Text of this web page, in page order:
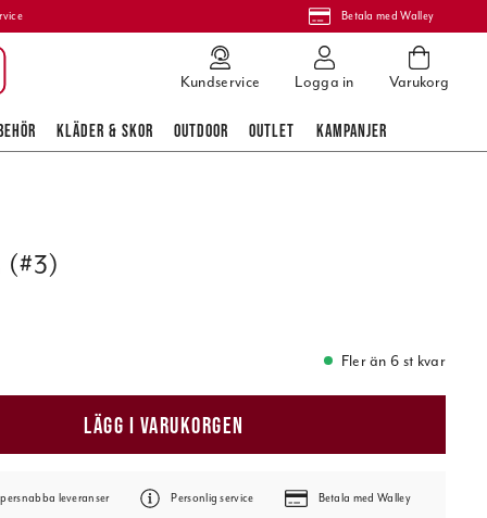
Betala med Walley
Kundservice Logga in Varukorg
KLÄDER & SKOR OUTDOOR OUTLET KAMPANJER
(#3)
Fler än 6 st kvar
LÄGG I VARUKORGEN
leveranser Personlig service Betala med Walley